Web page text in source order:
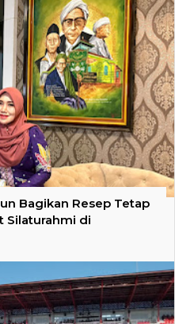
Bagikan Resep Tetap
Silaturahmi di